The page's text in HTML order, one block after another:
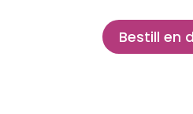
Bestill en